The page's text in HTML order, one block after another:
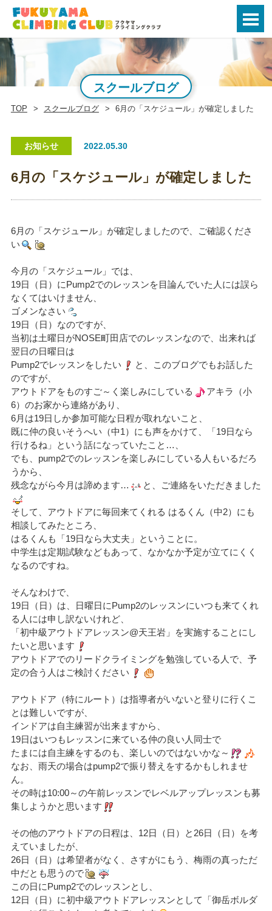
スクールブログ
TOP スクールブログ 6月の「スケジュール」が確定しました
お知らせ 2022.05.30
6月の「スケジュール」が確定しました
6月の「スケジュール」が確定しましたので、ご確認くださ
い
今月の「スケジュール」では、
19日（日）にPump2でのレッスンを目論んでいた人には誤ら
なくてはいけません、
ゴメンなさい
19日（日）なのですが、
当初は土曜日がNOSE町田店でのレッスンなので、出来れば
翌日の日曜日は
Pump2でレッスンをしたい
と、このブログでもお話した
のですが、
アウトドアをものすご～く楽しみにしている
アキラ（小
6）のお家から連絡があり、
6月は19日しか参加可能な日程が取れないこと、
既に仲の良いそうへい（中1）にも声をかけて、「19日なら
行けるね」という話になっていたこと…、
でも、pump2でのレッスンを楽しみにしている人もいるだろ
うから、
残念ながら今月は諦めます…
と、ご連絡をいただきました
そして、アウトドアに毎回来てくれる はるくん（中2）にも
相談してみたところ、
はるくんも「19日なら大丈夫」ということに。
中学生は定期試験などもあって、なかなか予定が立てにくく
なるのですね。
そんなわけで、
19日（日）は、日曜日にPump2のレッスンにいつも来てくれ
る人には申し訳ないけれど、
「初中級アウトドアレッスン@天王岩」を実施することにし
たいと思います
アウトドアでのリードクライミングを勉強している人で、予
定の合う人はご検討ください
アウトドア（特にルート）は指導者がいないと登りに行くこ
とは難しいですが、
インドアは自主練習が出来ますから、
19日はいつもレッスンに来ている仲の良い人同士で
たまには自主練をするのも、楽しいのではないかな～
なお、雨天の場合はpump2で振り替えをするかもしれませ
ん。
その時は10:00～の午前レッスンでレベルアップレッスンも募
集しようかと思います
その他のアウトドアの日程は、12日（日）と26日（日）を考
えていましたが、
26日（日）は希望者がなく、さすがにもう、梅雨の真っただ
中だとも思うので
この日にPump2でのレッスンとし、
12日（日）に初中級アウトドアレッスンとして「御岳ボルダ